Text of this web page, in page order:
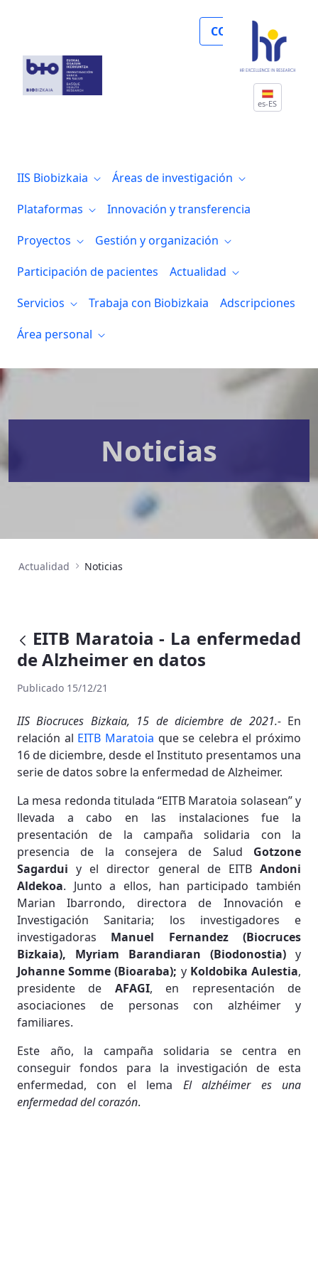
COLABORA
es-ES
IIS Biobizkaia
Áreas de investigación
Plataformas
Innovación y transferencia
Proyectos
Gestión y organización
Participación de pacientes
Actualidad
Servicios
Trabaja con Biobizkaia
Adscripciones
Área personal
Noticias
Actualidad Noticias
EITB Maratoia - La enfermedad
de Alzheimer en datos
Publicado 15/12/21
IIS Biocruces Bizkaia, 15 de diciembre de 2021.- En
relación al EITB Maratoia que se celebra el próximo
16 de diciembre, desde el Instituto presentamos una
serie de datos sobre la enfermedad de Alzheimer.
La mesa redonda titulada “EITB Maratoia solasean” y
llevada a cabo en las instalaciones fue la
presentación de la campaña solidaria con la
presencia de la consejera de Salud Gotzone
Sagarduiy el director general de EITBAndoni
Aldekoa. Junto a ellos, han participado también
Marian Ibarrondo, directora de Innovación e
Investigación Sanitaria; los investigadores e
investigadoras Manuel Fernandez (Biocruces
Bizkaia), Myriam Barandiaran (Biodonostia) y
Johanne Somme (Bioaraba); y Koldobika Aulestia,
presidente de AFAGI, en representación de
asociaciones de personas con alzhéimer y
familiares.
Este año, la campaña solidaria se centra en
conseguir fondos para la investigación de esta
enfermedad, con el lema El alzhéimer es una
enfermedad del corazón.